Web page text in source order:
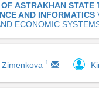
ASTRAKHAN STATE
AND INFORMATICS
ECONOMIC
1